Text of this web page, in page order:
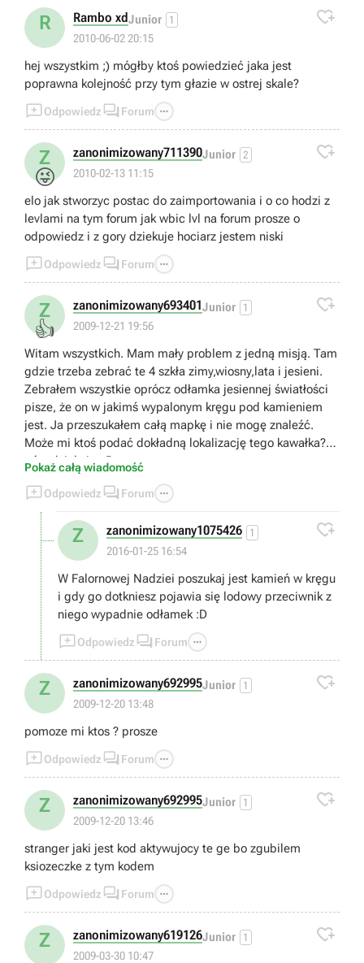
R Rambo xdJunior 1
2010-06-02 20:15

hej wszystkim ;) mógłby ktoś powiedzieć jaka jest
poprawna kolejność przy tym głazie w ostrej skale?
Odpowiedz  Forum 
Z
😜
zanonimizowany711390Junior 2
2010-02-13 11:15

elo jak stworzyc postac do zaimportowania i o co hodzi z
levlami na tym forum jak wbic lvl na forum prosze o
odpowiedz i z gory dziekuje hociarz jestem niski
Odpowiedz  Forum 
Z
👍
zanonimizowany693401Junior 1
2009-12-21 19:56

Witam wszystkich. Mam mały problem z jedną misją. Tam
gdzie trzeba zebrać te 4 szkła zimy,wiosny,lata i jesieni.
Zebrałem wszystkie oprócz odłamka jesiennej światłości
pisze, że on w jakimś wypalonym kręgu pod kamieniem
jest. Ja przeszukałem całą mapkę i nie mogę znaleźć.
Może mi ktoś podać dokładną lokalizację tego kawałka? Z
góry dziękuję. :P
Pokaż całą wiadomość
Odpowiedz  Forum 
Z zanonimizowany1075426 1
2016-01-25 16:54

W Falornowej Nadziei poszukaj jest kamień w kręgu
i gdy go dotkniesz pojawia się lodowy przeciwnik z
niego wypadnie odłamek :D
Odpowiedz  Forum 
Z zanonimizowany692995Junior 1
2009-12-20 13:48

pomoze mi ktos ? prosze
Odpowiedz  Forum 
Z zanonimizowany692995Junior 1
2009-12-20 13:46

stranger jaki jest kod aktywujocy te ge bo zgubilem
ksiozeczke z tym kodem
Odpowiedz  Forum 
Z zanonimizowany619126Junior 1
2009-03-30 10:47
